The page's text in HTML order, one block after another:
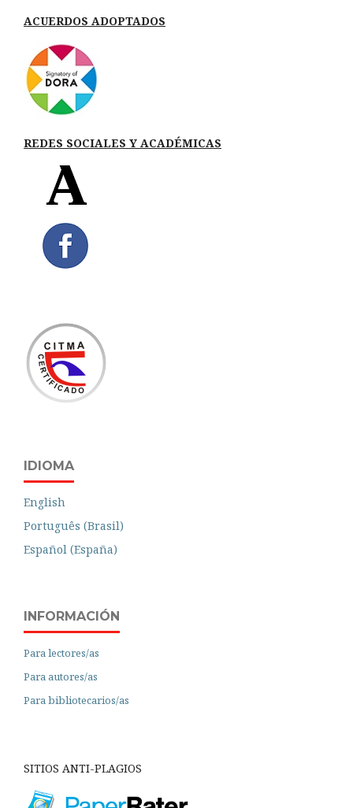
ACUERDOS ADOPTADOS
REDES SOCIALES Y ACADÉMICAS
IDIOMA
English
Português (Brasil)
Español (España)
INFORMACIÓN
Para lectores/as
Para autores/as
Para bibliotecarios/as
SITIOS ANTI-PLAGIOS